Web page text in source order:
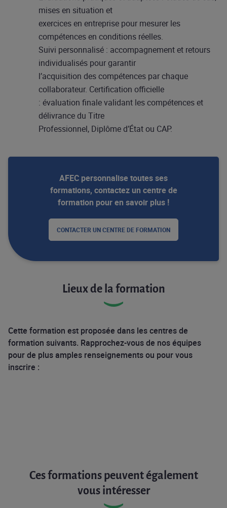
mises en situation et
exercices en entreprise pour mesurer les
compétences en conditions réelles.
Suivi personnalisé : accompagnement et retours
individualisés pour garantir
l’acquisition des compétences par chaque
collaborateur. Certification officielle
: évaluation finale validant les compétences et
délivrance du Titre
Professionnel, Diplôme d’État ou CAP.
AFEC personnalise toutes ses
formations, contactez un centre de
formation pour en savoir plus !
CONTACTER UN CENTRE DE FORMATION
Lieux de la formation
Cette formation est proposée dans les centres de
formation suivants. Rapprochez-vous de nos équipes
pour de plus amples renseignements ou pour vous
inscrire :
Ces formations peuvent également
vous intéresser